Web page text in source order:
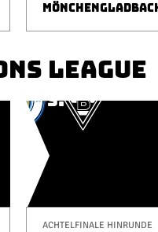
LEAGUE
ACHTELFINALE HINRUNDE